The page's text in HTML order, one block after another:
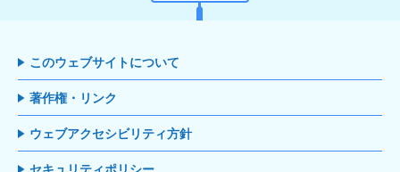
このウェブサイトについて
著作権・リンク
ウェブアクセシビリティ方針